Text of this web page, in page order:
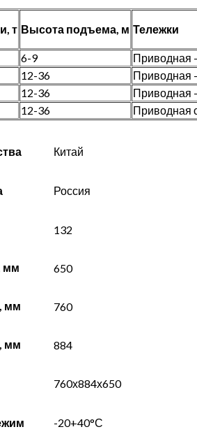
т Высота подъема, м Тележки
6-9
Приводная
12-36
Приводная
12-36
Приводная
12-36 Приводная
Китай
Россия
132
мм 650
мм 760
мм 884
760х884х650
-20+40°С